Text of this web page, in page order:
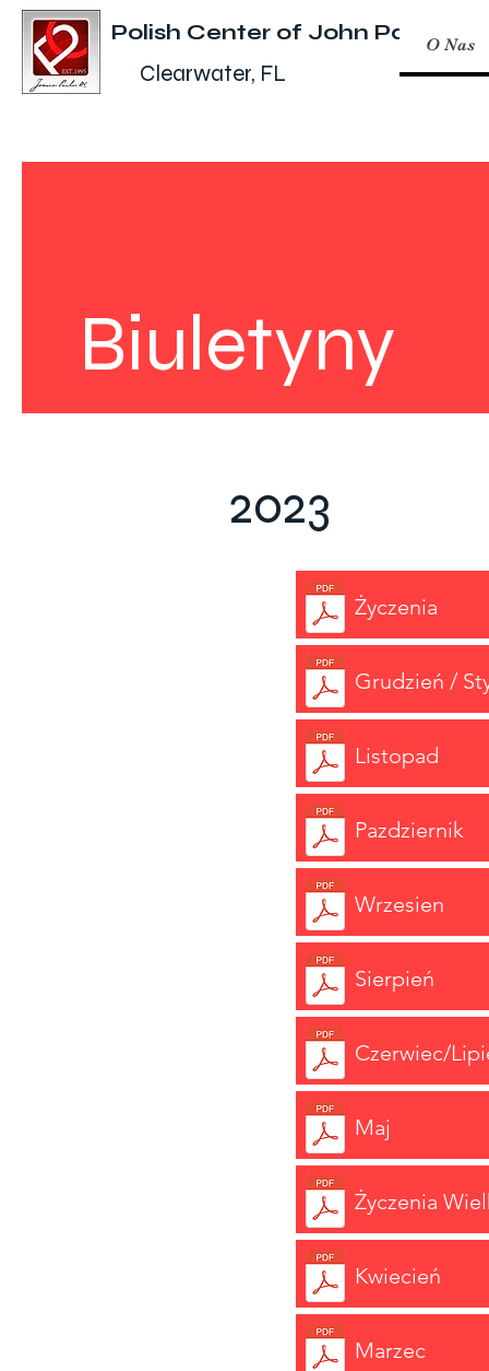
Polish Center of John Paul II
Clearwater, FL
O Nas
Biuletyny
2023
Życzenia
Grudzień /
Listopad
Pazdziernik
Wrzesien
Sierpień
Czerwiec/
Maj
Życzenia
Kwiecień
Marzec